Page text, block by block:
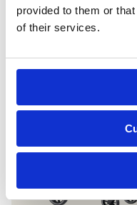
provided to them or
of their services.
Aanbiedingsprijs
€109
Normale
€299,00
Als
/
Berry
Als
/
Als
/